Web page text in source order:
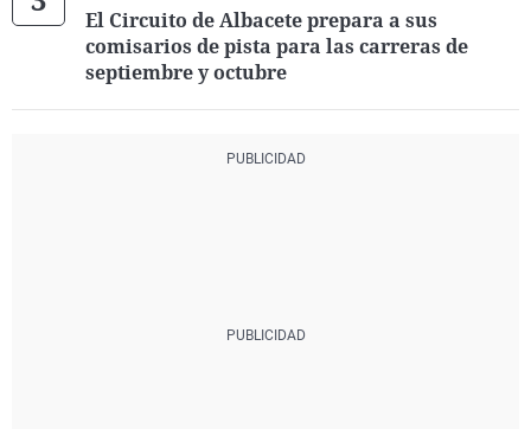
El Circuito de Albacete prepara a sus
comisarios de pista para las carreras de
septiembre y octubre